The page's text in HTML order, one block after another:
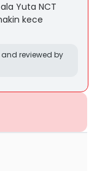
Yuta NCT
kece
reviewed by